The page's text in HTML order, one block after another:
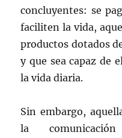
concluyentes: se
faciliten la vida,
productos dotados
y que sea capaz de
la vida diaria.
Sin embargo,
la